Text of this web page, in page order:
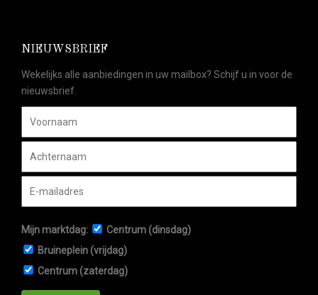
NIEUWSBRIEF
Wekelijks alle aanbiedingen in uw mailbox? Schijf u in voor de
nieuwsbrief.
Mijn marktdag:
Centrum (dinsdag)
Bruineplein (vrijdag)
Centrum (zaterdag)